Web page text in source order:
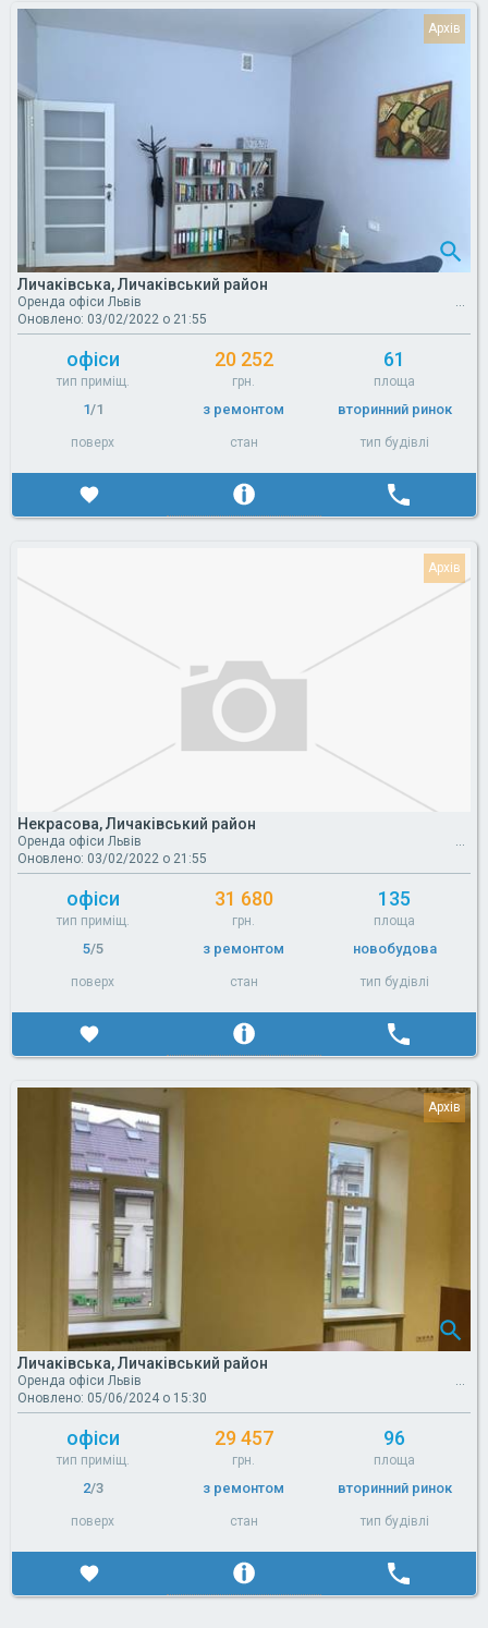
Личаківська, Личаківський район
Оренда офіси Львів
Оновлено: 03/02/2022 о 21:55
офіси
тип приміщ.
20 252
грн.
61
площа
1/1
поверх
з ремонтом
стан
вторинний ринок
тип будівлі
Некрасова, Личаківський район
Оренда офіси Львів
Оновлено: 03/02/2022 о 21:55
офіси
тип приміщ.
31 680
грн.
135
площа
5/5
поверх
з ремонтом
стан
новобудова
тип будівлі
Личаківська, Личаківський район
Оренда офіси Львів
Оновлено: 05/06/2024 о 15:30
офіси
тип приміщ.
29 457
грн.
96
площа
2/3
поверх
з ремонтом
стан
вторинний ринок
тип будівлі